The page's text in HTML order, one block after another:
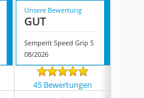
Unsere Bewertung
GUT
Semperit Speed Grip 5
08/2026
45 Bewertungen